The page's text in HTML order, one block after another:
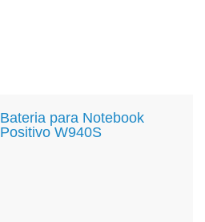
Bateria para Notebook
Positivo W940S